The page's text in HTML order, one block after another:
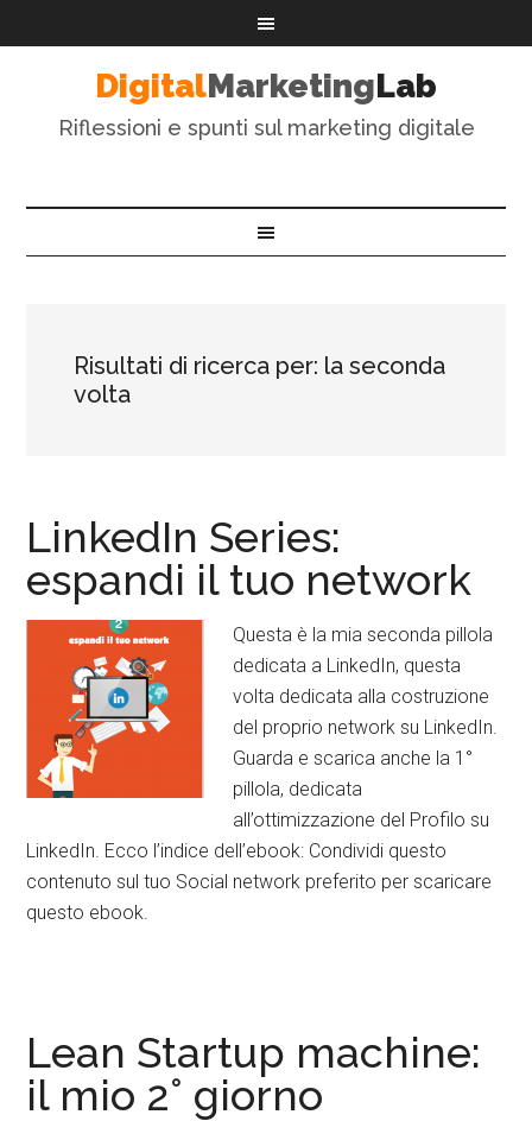
DigitalMarketingLab
Riflessioni e spunti sul marketing digitale
Risultati di ricerca per: la seconda
volta
LinkedIn Series:
espandi il tuo network
Questa è la mia seconda pillola
dedicata a LinkedIn, questa
volta dedicata alla costruzione
del proprio network su LinkedIn.
Guarda e scarica anche la 1°
pillola, dedicata
all’ottimizzazione del Profilo su
LinkedIn. Ecco l’indice dell’ebook: Condividi questo
contenuto sul tuo Social network preferito per scaricare
questo ebook.
Lean Startup machine:
il mio 2° giorno